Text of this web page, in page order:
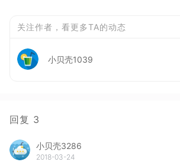
关注作者，看更多TA的动态
小贝壳1039
回复 3
小贝壳3286
2018-03-24